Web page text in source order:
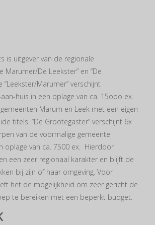
is uitgever van de regionale
Marumer/De Leekster” en “De
“Leekster/Marumer” verschijnt
huis in een oplage van ca. 15ooo ex.
Marum en Leek met een eigen
titels. “De Grootegaster” verschijnt 6x
van de voormalige gemeente
oplage van ca. 7500 ex. Hierdoor
een zeer regionaal karakter en blijft de
bij zijn of haar omgeving. Voor
het de mogelijkheid om zeer gericht de
te bereiken met een beperkt budget.